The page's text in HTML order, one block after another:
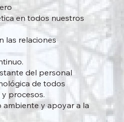
en todos nuestros
las relaciones
del personal
de todos
procesos.
ambiente y apoyar a la